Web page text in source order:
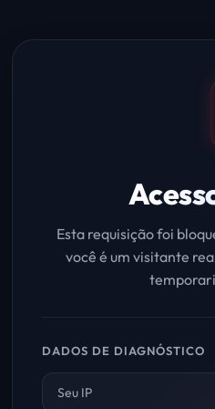
Esta requisição foi
você é um visitante
DADOS DE DIAGNÓSTICO
Seu IP